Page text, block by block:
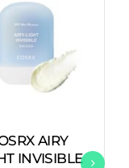
AIRY
INVISIBLE